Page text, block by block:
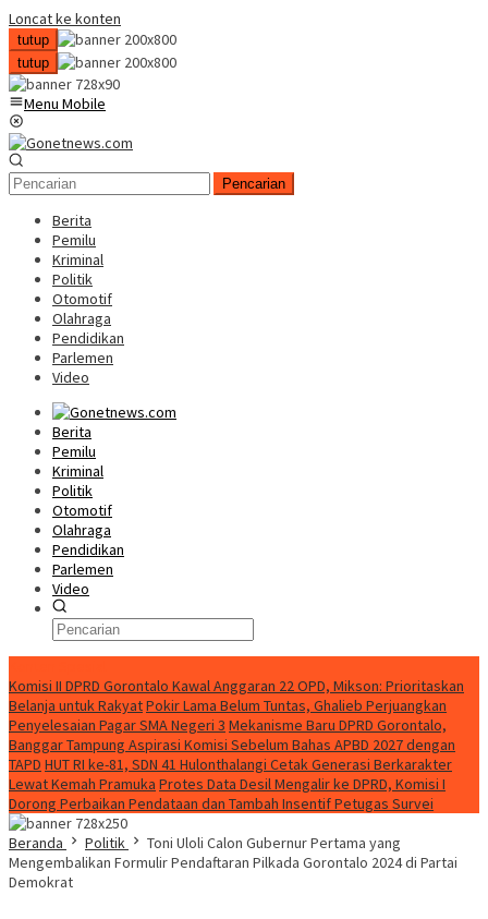
Loncat ke konten
tutup
tutup
Menu Mobile
Pencarian
Berita
Pemilu
Kriminal
Politik
Otomotif
Olahraga
Pendidikan
Parlemen
Video
Berita
Pemilu
Kriminal
Politik
Otomotif
Olahraga
Pendidikan
Parlemen
Video
Komisi II DPRD Gorontalo Kawal Anggaran 22 OPD, Mikson: Prioritaskan
Belanja untuk RakyatPokir Lama Belum Tuntas, Ghalieb Perjuangkan
Penyelesaian Pagar SMA Negeri 3 Mekanisme Baru DPRD Gorontalo,
Banggar Tampung Aspirasi Komisi Sebelum Bahas APBD 2027 dengan
TAPD HUT RI ke-81, SDN 41 Hulonthalangi Cetak Generasi Berkarakter
Lewat Kemah Pramuka Protes Data Desil Mengalir ke DPRD, Komisi I
Dorong Perbaikan Pendataan dan Tambah Insentif Petugas Survei
Beranda
Politik
Toni Uloli Calon Gubernur Pertama yang
Mengembalikan Formulir Pendaftaran Pilkada Gorontalo 2024 di Partai
Demokrat